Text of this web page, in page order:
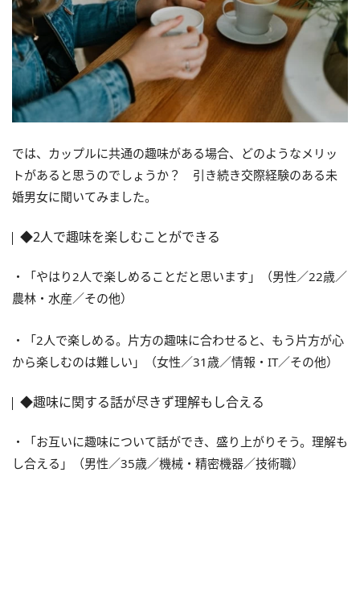
では、カップルに共通の趣味がある場合、どのようなメリッ
トがあると思うのでしょうか？ 引き続き交際経験のある未
婚男女に聞いてみました。
◆2人で趣味を楽しむことができる
・「やはり2人で楽しめることだと思います」（男性／22歳／
農林・水産／その他）
・「2人で楽しめる。片方の趣味に合わせると、もう片方が心
から楽しむのは難しい」（女性／31歳／情報・IT／その他）
◆趣味に関する話が尽きず理解もし合える
・「お互いに趣味について話ができ、盛り上がりそう。理解も
し合える」（男性／35歳／機械・精密機器／技術職）